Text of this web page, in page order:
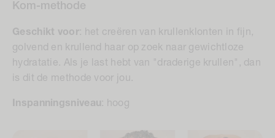
Kom-methode
Geschikt voor: het creëren van krullenklonten in fijn,
golvend en krullend haar op zoek naar gewichtloze
hydratatie. Als je last hebt van "draderige krullen", dan
is dit de methode voor jou.
Inspanningsniveau: hoog